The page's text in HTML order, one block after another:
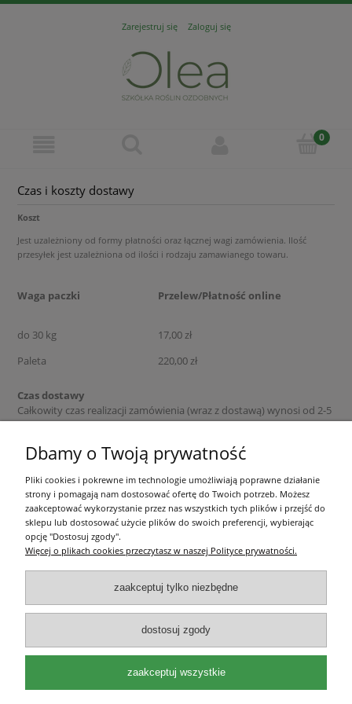
Zarejestruj się Zaloguj się
Czas i koszty dostawy
Koszt
Jest uzależniony od formy płatności oraz łącznej wagi zamówienia. Ilość
przesyłek jest uzależniona od ilości i rodzaju zamawianego towaru.
Waga paczki Przelew/Płatność online
do 30 kg
17,00 zł
Paleta
220,00 zł
Czas dostawy
Całkowity czas realizacji zamówienia (wraz z dostawą) wynosi od 2-5
dni roboczych - jeśli produkt znajduje się na magazynie. W innych
Pomoc
Moje konto
O nas
Olea Szkółka Roślin Ozdobnych | ul. Św. Michała 114, 62-800 Kalisz |
Dbamy o Twoją prywatność
Pliki cookies i pokrewne im technologie umożliwiają poprawne działanie
strony i pomagają nam dostosować ofertę do Twoich potrzeb. Możesz
zaakceptować wykorzystanie przez nas wszystkich tych plików i przejść do
sklepu lub dostosować użycie plików do swoich preferencji, wybierając
opcję "Dostosuj zgody".
Więcej o plikach cookies przeczytasz w naszej Polityce prywatności.
zaakceptuj tylko niezbędne
dostosuj zgody
zaakceptuj wszystkie